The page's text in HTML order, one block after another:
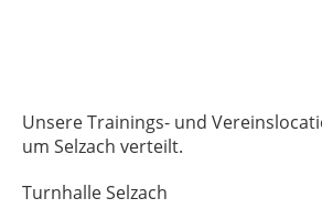
Unsere Trainings- und
um Selzach verteilt.
Turnhalle Selzach